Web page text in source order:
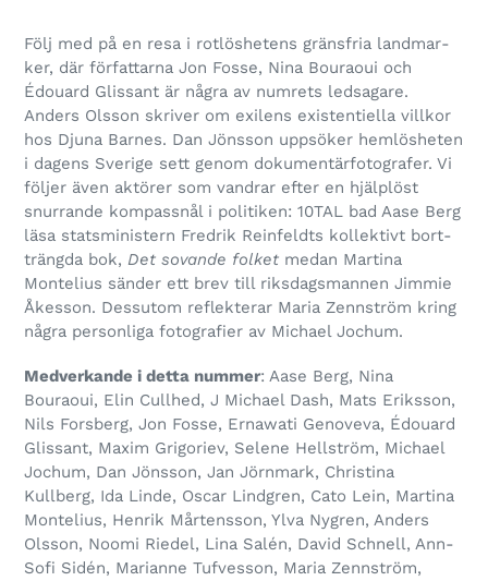
Följ med på en resa i rot­lös­he­tens gräns­fria land­mar­
ker, där för­fat­tarna Jon Fosse, Nina Bouraoui och
Édou­ard Glissant är några av num­rets led­sa­gare.
Anders Olsson skri­ver om exi­lens exi­sten­ti­ella vill­kor
hos Djuna Barnes. Dan Jönsson upp­sö­ker hem­lös­he­ten
i dagens Sverige sett genom doku­men­tär­fo­to­gra­fer. Vi
föl­jer även aktö­rer som vand­rar efter en hjälp­löst
snur­rande kom­passnål i poli­ti­ken: 10TAL bad Aase Berg
läsa stats­mi­nis­tern Fredrik Reinfeldts kol­lek­tivt bort­
trängda bok, Det sovande fol­ket medan Martina
Montelius sän­der ett brev till riks­dags­man­nen Jimmie
Åkes­son. Dessutom reflek­te­rar Maria Zennström kring
några per­son­liga foto­gra­fier av Michael Jochum.
Medverkande i detta num­mer: Aase Berg, Nina
Bouraoui, Elin Cullhed, J Michael Dash, Mats Eriksson,
Nils Forsberg, Jon Fosse, Ernawati Genoveva, Édouard
Glissant, Maxim Grigoriev, Selene Hellström, Michael
Jochum, Dan Jönsson, Jan Jörnmark, Christina
Kullberg, Ida Linde, Oscar Lindgren, Cato Lein, Martina
Montelius, Henrik Mårtensson, Ylva Nygren, Anders
Olsson, Noomi Riedel, Lina Salén, David Schnell, Ann-
Sofi Sidén, Marianne Tufvesson, Maria Zennström,